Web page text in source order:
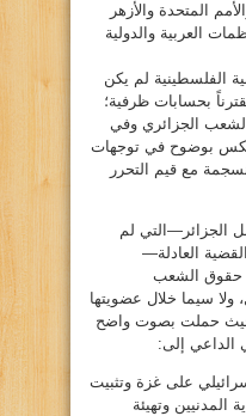
المتحدة والأزهر
العربية والدولية
الفلسطينية لم يكن
بحسابات ظرفية؛
الجزائري وفي
بوضوح في توجهات
مع قيم التحرر
الجزائر—التي لم
العادلة—
حقوق الشعب
سيما خلال عضويتها
حيث حملت بصوت واضح
الداعي إلى:
على غزة وتثبيت
المدنيين وتهيئة